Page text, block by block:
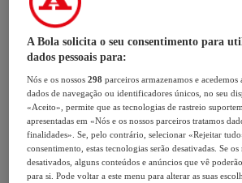
A Bola solicita o seu consentimento para
dados pessoais para:
Nós e os nossos298 parceiros armazenamos e acedemos
dados de navegação ou identificadores únicos, no seu
«Aceito», permite que as tecnologias de rastreio
apresentadas em «Nós e os nossos parceiros tratamos
finalidades». Se, pelo contrário, selecionar «Rejeitar
consentimento, estas tecnologias serão desativadas. Se
desativados, alguns conteúdos e anúncios que vê
para si. Pode voltar a este menu para alterar as suas